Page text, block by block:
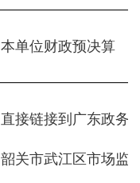
本单位财政预决算
直接链接到广东政务
韶关市武江区市场监